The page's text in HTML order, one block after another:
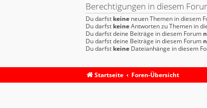
Berechtigungen in diesem
Du darfst keine neuen Themen in diesem
Du darfst keineAntworten zu Themen in
Du darfst deine Beiträge in diesem Forum
Du darfst deine Beiträge in diesem Forum
Du darfst keine Dateianhänge in diesem
Startseite Foren-Übersicht